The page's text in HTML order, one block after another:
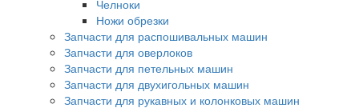
Челноки
Ножи обрезки
Запчасти для распошивальных машин
Запчасти для оверлоков
Запчасти для петельных машин
Запчасти для двухигольных машин
Запчасти для рукавных и колонковых машин